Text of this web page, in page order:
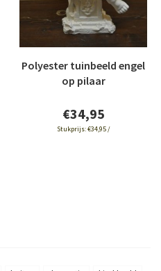
Polyester tuinbeeld engel
op pilaar
€34,95
Stukprijs:€34,95 /